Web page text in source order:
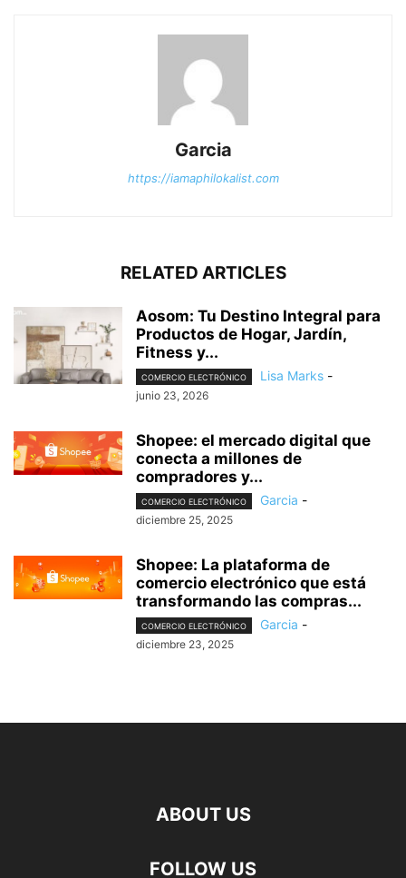
Garcia
https://iamaphilokalist.com
RELATED ARTICLES
Aosom: Tu Destino Integral para
Productos de Hogar, Jardín,
Fitness y...
COMERCIO ELECTRÓNICO Lisa Marks -
junio 23, 2026
Shopee: el mercado digital que
conecta a millones de
compradores y...
COMERCIO ELECTRÓNICO Garcia -
diciembre 25, 2025
Shopee: La plataforma de
comercio electrónico que está
transformando las compras...
COMERCIO ELECTRÓNICO Garcia -
diciembre 23, 2025
ABOUT US
FOLLOW US